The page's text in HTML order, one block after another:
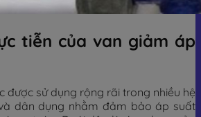
tiễn của van giảm áp
được sử dụng rộng rãi trong nhiều hệ
dân dụng nhằm đảm bảo áp suất